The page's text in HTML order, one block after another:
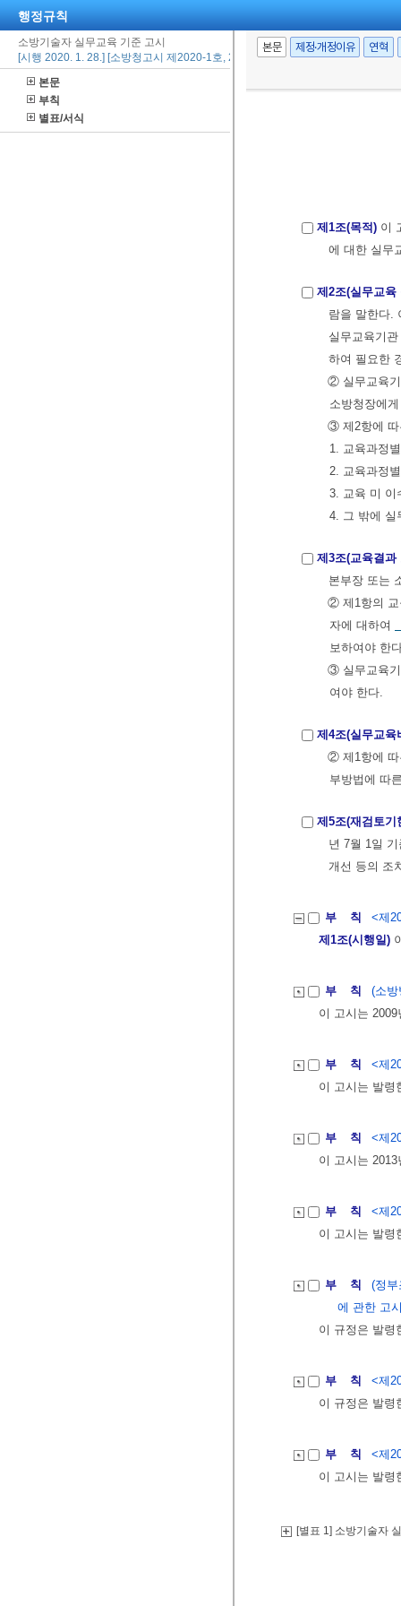
행정규칙
소방기술자 실무교육 기준 고시
[시행 2020. 1. 28.] [소방청고시 제2020-1호, 2020. 1. 28., 일부개정]
본문
부칙
별표/서식
본문 제정·개정이유 연혁
제1조(목적) 이
에 대한 실무
제2조(실무교육
람을 말한다.
실무교육기
하여 필요한
② 실무교육기
소방청장에
③ 제2항에 따
1. 교육과정
2. 교육과정
3. 교육 미 이
4. 그 밖에 실
제3조(교육결과
본부장 또는
② 제1항의 교
자에 대하여
보하여야 한
③ 실무교육기
여야 한다.
제4조(실무교육
② 제1항에 따
부방법에 따
제5조(재검토기
년 7월 1일
개선 등의 조
부 칙
<제
제1조(시행일)
부 칙
(소
이 고시는
부 칙
<제
이 고시는 발령
부 칙
<제
이 고시는
부 칙
<제
이 고시는 발령
부 칙
(정
에 관한 고
이 규정은 발령
부 칙
<제
이 규정은 발령
부 칙
<제
이 고시는 발령
[별표 1] 소방기술자